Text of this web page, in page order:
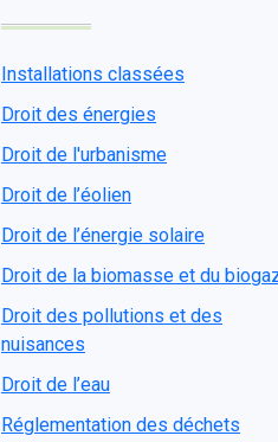
Installations classées
Droit des énergies
Droit de l'urbanisme
Droit de l’éolien
Droit de l’énergie solaire
Droit de la biomasse et du
Droit des pollutions et des
nuisances
Droit de l’eau
Réglementation des déchets